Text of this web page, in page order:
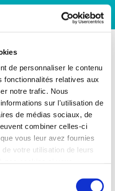
de personnaliser le contenu
fonctionnalités relatives aux
notre trafic. Nous
sur l'utilisation de
de médias sociaux, de
combiner celles-ci
vous leur avez fournies
votre utilisation de leurs